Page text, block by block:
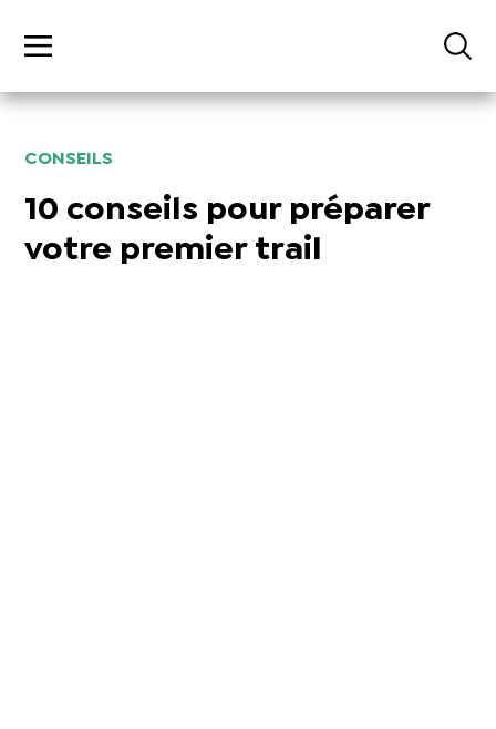
CONSEILS
10 conseils pour préparer
votre premier trail